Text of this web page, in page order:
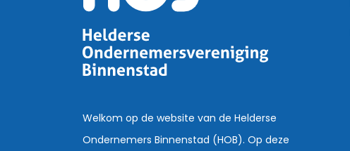
Welkom op de website van de Helderse
Ondernemers Binnenstad (HOB). Op deze